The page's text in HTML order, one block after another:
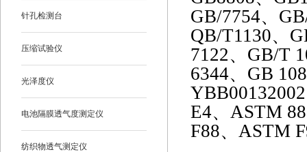
针孔检测台
压缩试验仪
光泽度仪
电池隔膜透气度测定仪
纺织物透气测定仪
GB/7754、
QB/T1130、
7122、GB/T
6344、GB
E4、ASTM
F88、ASTM